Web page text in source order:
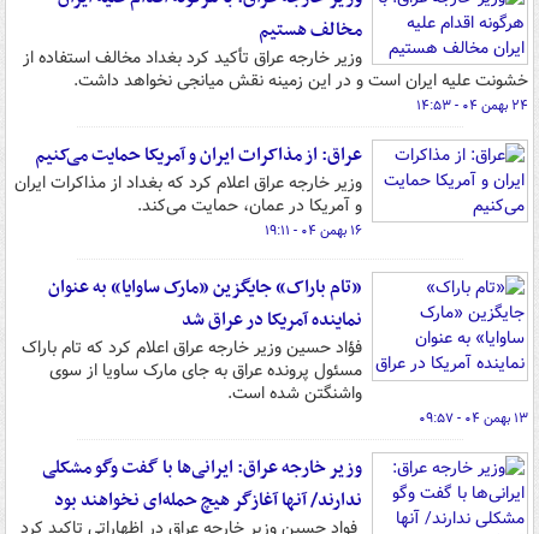
مخالف هستیم
وزیر خارجه عراق تأکید کرد بغداد مخالف استفاده از
خشونت علیه ایران است و در این زمینه نقش میانجی نخواهد داشت.
۲۴ بهمن ۰۴ - ۱۴:۵۳
عراق: از مذاکرات ایران و آمریکا حمایت می‌کنیم
وزیر خارجه عراق اعلام کرد که بغداد از مذاکرات ایران
و آمریکا در عمان، حمایت می‌کند.
۱۶ بهمن ۰۴ - ۱۹:۱۱
«تام باراک» جایگزین «مارک ساوایا» به عنوان
نماینده آمریکا در عراق شد
فؤاد حسین وزیر خارجه عراق اعلام کرد که تام باراک
مسئول پرونده عراق به جای مارک ساویا از سوی
واشنگتن شده است.
۱۳ بهمن ۰۴ - ۰۹:۵۷
وزیر خارجه عراق: ایرانی‌ها با گفت وگو مشکلی
ندارند/ آنها آغازگر هیچ حمله‌ای نخواهند بود
فواد حسین وزیر خارجه عراق در اظهاراتی تاکید کرد